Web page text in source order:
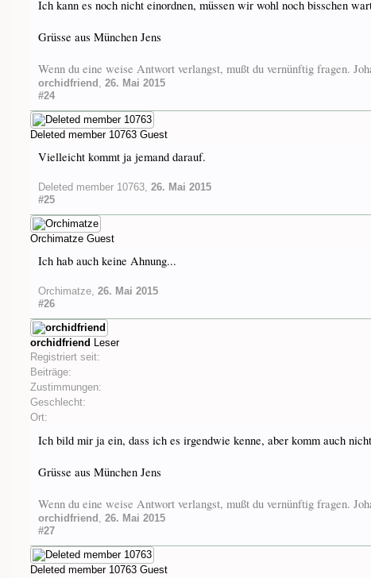
Ich kann es noch nicht einordnen, müssen wir wohl noch bisschen
Grüsse aus München Jens
Wenn du eine weise Antwort verlangst, mußt du vernünftig fragen.
orchidfriend , 26. Mai 2015
#24
Deleted member 10763 Guest
Vielleicht kommt ja jemand darauf.
Deleted member 10763, 26. Mai 2015
#25
Orchimatze Guest
Ich hab auch keine Ahnung...
Orchimatze, 26. Mai 2015
#26
orchidfriend Leser
Registriert seit:
Beiträge:
Zustimmungen:
Geschlecht:
Ort:
Ich bild mir ja ein, dass ich es irgendwie kenne, aber komm auch
Grüsse aus München Jens
Wenn du eine weise Antwort verlangst, mußt du vernünftig fragen.
orchidfriend , 26. Mai 2015
#27
Deleted member 10763 Guest